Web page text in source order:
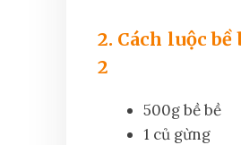
2. Cách luộc bề
2
500g bề bề
1 củ gừng